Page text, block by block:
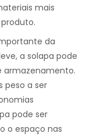
mais
da
a solapa pode
armazenamento.
peso a ser
pode ser
o espaço nas